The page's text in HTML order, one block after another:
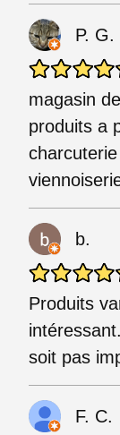
P. G.
magasin
produits a
b.
Produits
soit pas
F. C.